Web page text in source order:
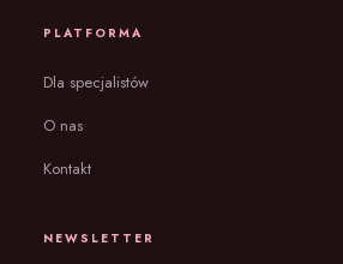
PLATFORMA
Dla specjalistów
O nas
Kontakt
NEWSLETTER